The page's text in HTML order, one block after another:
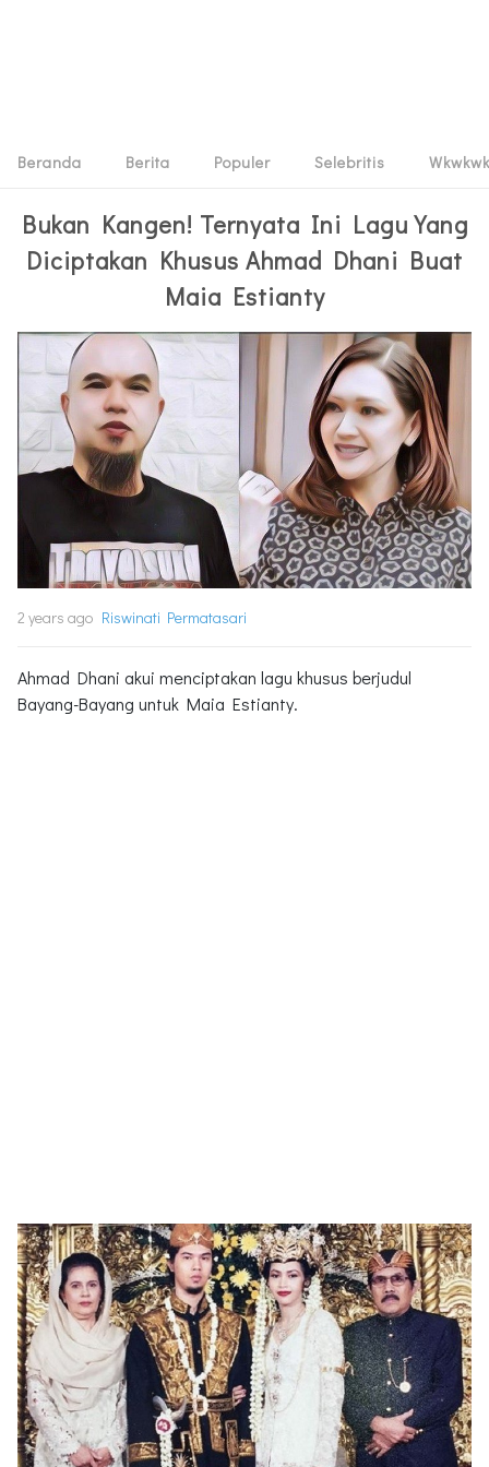
Beranda Berita Populer Selebritis Wkwkwk
Bukan Kangen! Ternyata Ini Lagu Yang
Diciptakan Khusus Ahmad Dhani Buat
Maia Estianty
2 years ago Riswinati Permatasari
Ahmad Dhani akui menciptakan lagu khusus berjudul
Bayang-Bayang untuk Maia Estianty.